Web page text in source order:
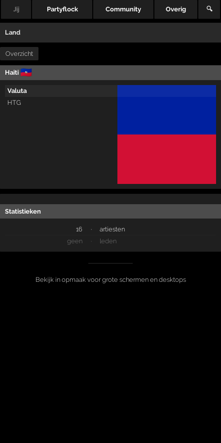
Jij Partyflock Community Overig 🔍
Land
Overzicht
Haiti 🇭🇹
Valuta
HTG
Statistieken
16 ·
artiesten
geen
· leden
Bekijk in opmaak voor grote schermen en desktops